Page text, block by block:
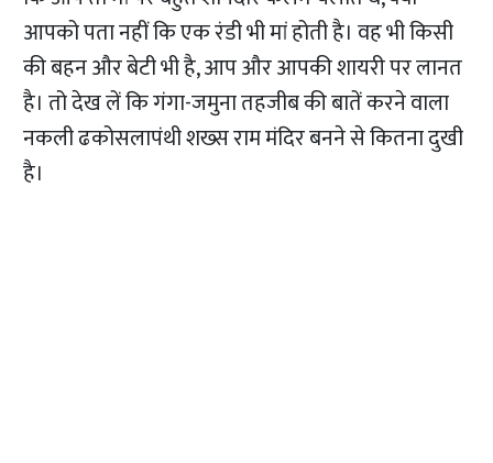
आपको पता नहीं कि एक रंडी भी मां होती है। वह भी किसी
की बहन और बेटी भी है, आप और आपकी शायरी पर लानत
है। तो देख लें कि गंगा-जमुना तहजीब की बातें करने वाला
नकली ढकोसलापंथी शख्स राम मंदिर बनने से कितना दुखी
है।